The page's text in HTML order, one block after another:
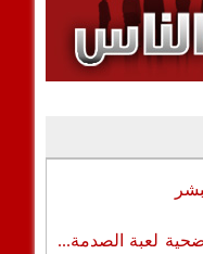
أن تطال المسؤولين
لعبة الصدمة...